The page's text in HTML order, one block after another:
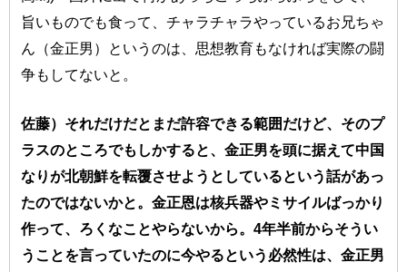
旨いものでも食って、チャラチャラやっているお兄ちゃ
ん（金正男）というのは、思想教育もなければ実際の闘
争もしてないと。
佐藤）それだけだとまだ許容できる範囲だけど、そのプ
ラスのところでもしかすると、金正男を頭に据えて中国
なりが北朝鮮を転覆させようとしているという話があっ
たのではないかと。金正恩は核兵器やミサイルばっかり
作って、ろくなことやらないから。4年半前からそうい
うことを言っていたのに今やるという必然性は、金正男